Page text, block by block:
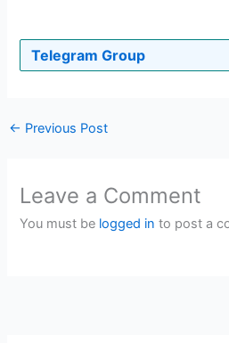
Telegram Group
← Previous Post
Leave a Comment
You must be logged in to post a